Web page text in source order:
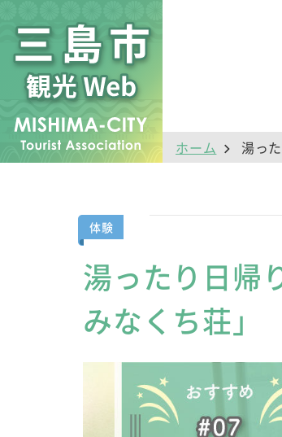
ホーム 湯っ
体験
湯ったり日帰
みなくち荘」